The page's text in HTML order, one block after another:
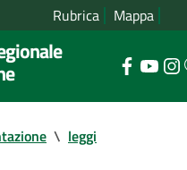
Rubrica Mappa
\ leggi